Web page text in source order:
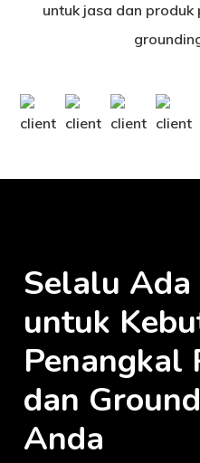
untuk jasa dan
Selalu Ada
untuk
Penangkal
dan
Anda